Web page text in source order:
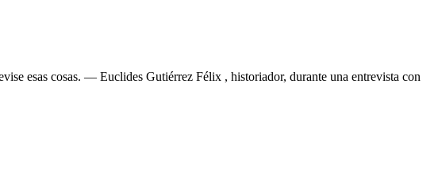
esas cosas. — Euclides Gutiérrez Félix , historiador, durante una entrevista con